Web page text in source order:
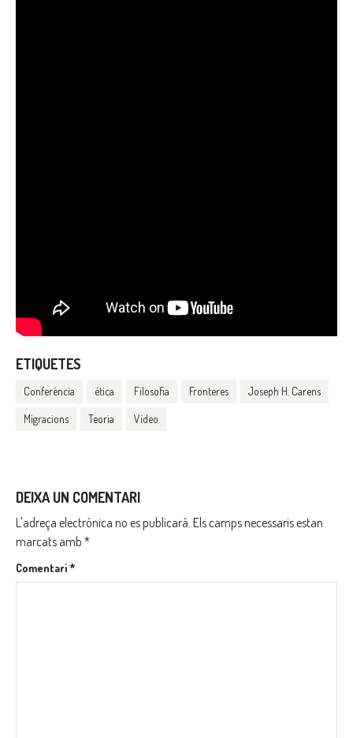
ETIQUETES
Conferència ética Filosofia Fronteres Joseph H. Carens
Migracions Teoria Vídeo
DEIXA UN COMENTARI
L'adreça electrònica no es publicarà. Els camps necessaris estan
marcats amb *
Comentari*